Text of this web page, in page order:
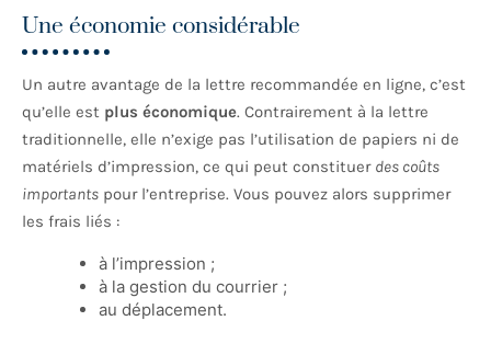
Une économie considérable
Un autre avantage de la lettre recommandée en ligne, c’est
qu’elle est plus économique. Contrairement à la lettre
traditionnelle, elle n’exige pas l’utilisation de papiers ni de
matériels d’impression, ce qui peut constituer des coûts
importants pour l’entreprise. Vous pouvez alors supprimer
les frais liés :
à l’impression ;
à la gestion du courrier ;
au déplacement.